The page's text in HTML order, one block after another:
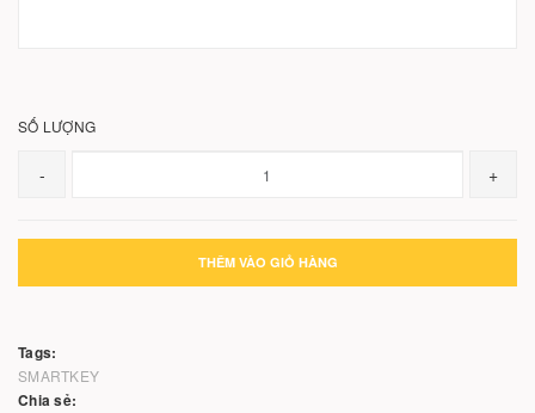
SỐ LƯỢNG
- +
THÊM VÀO GIỎ HÀNG
Tags:
SMARTKEY
Chia sẻ: